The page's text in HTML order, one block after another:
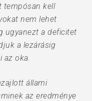
tempósan kell
nem lehet
ugyanezt a deficitet
a lezárásig
az oka.
állami
az eredménye